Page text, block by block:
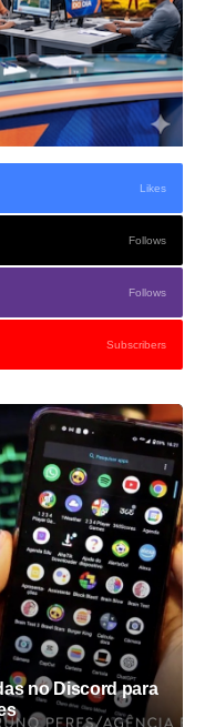
Likes
Follows
Follows
Subscribers
no Discord para